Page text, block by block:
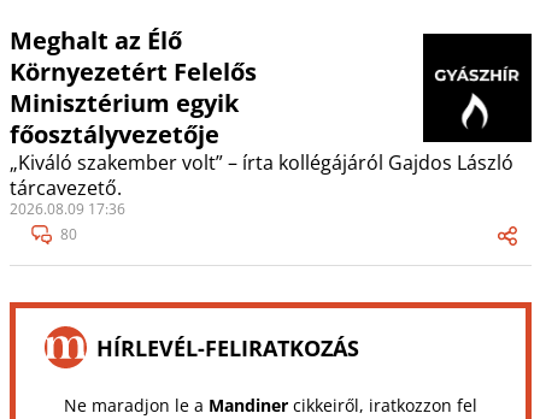
Meghalt az Élő
Környezetért Felelős
Minisztérium egyik
főosztályvezetője
„Kiváló szakember volt” – írta kollégájáról Gajdos László
tárcavezető.
2026.08.09 17:36
80
HÍRLEVÉL-FELIRATKOZÁS
Ne maradjon le a Mandinercikkeiről, iratkozzon fel